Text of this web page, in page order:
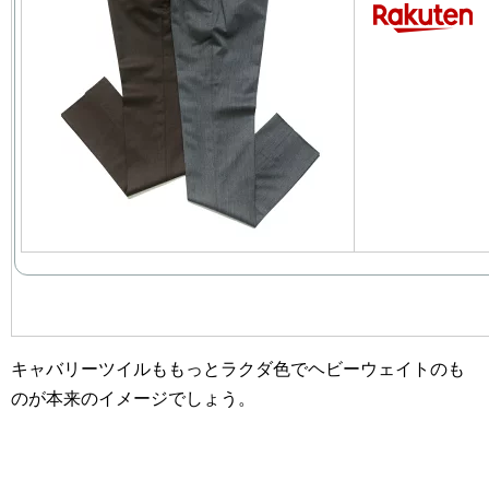
キャバリーツイルももっとラクダ色でヘビーウェイトのも
のが本来のイメージでしょう。